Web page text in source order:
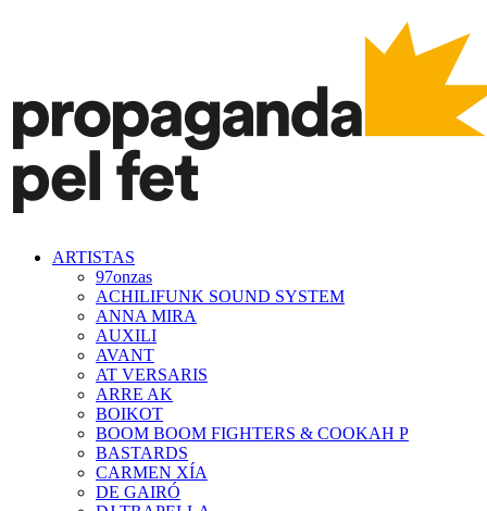
ARTISTAS
97onzas
ACHILIFUNK SOUND SYSTEM
ANNA MIRA
AUXILI
AVANT
AT VERSARIS
ARRE AK
BOIKOT
BOOM BOOM FIGHTERS & COOKAH P
BASTARDS
CARMEN XÍA
DE GAIRÓ